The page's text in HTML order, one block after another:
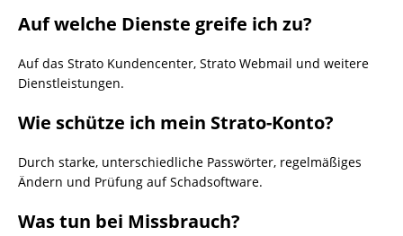
Auf welche Dienste greife ich zu?
Auf das Strato Kundencenter, Strato Webmail und weitere
Dienstleistungen.
Wie schütze ich mein Strato-Konto?
Durch starke, unterschiedliche Passwörter, regelmäßiges
Ändern und Prüfung auf Schadsoftware.
Was tun bei Missbrauch?